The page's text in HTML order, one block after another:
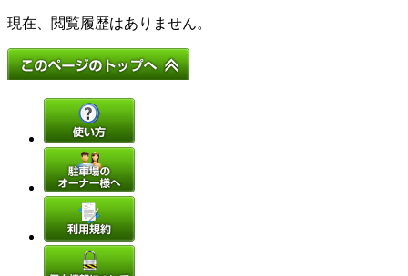
現在、閲覧履歴はありません。